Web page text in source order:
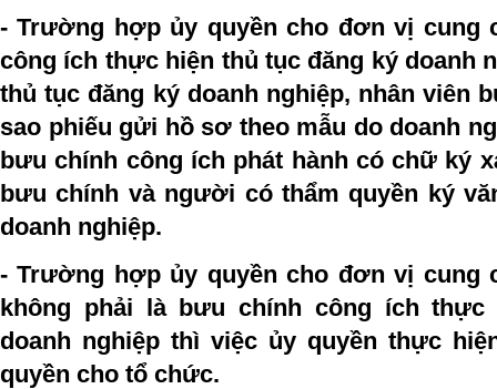
- Trường hợp ủy quyền cho đơn vị cung
công ích thực hiện thủ tục đăng ký doanh
thủ tục đăng ký doanh nghiệp, nhân viên
sao phiếu gửi hồ sơ theo mẫu do doanh
bưu chính công ích phát hành có chữ ký
bưu chính và người có thẩm quyền ký
doanh nghiệp.
- Trường hợp ủy quyền cho đơn vị cung
không phải là bưu chính công ích
doanh nghiệp thì việc ủy quyền thực
quyền cho tổ chức.